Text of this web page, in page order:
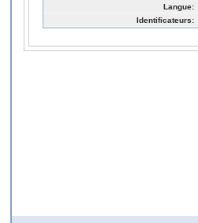
Langue:
Identificateurs: